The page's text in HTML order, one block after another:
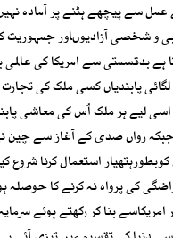
سے پیچھے ہٹنے پر آمادہ
و شخصی آزادیوںاور جمہوریت
ہے بدقسمتی سے امریکا کی عالمی
پابندیاں کسی ملک کی
لیے ہر ملک اُس کی معاشی
رواں صدی کے آغاز سے چین نے
استعمال کرنا
کی پرواہ نہ کرنے کا
بنا کر رکھتے ہوئے